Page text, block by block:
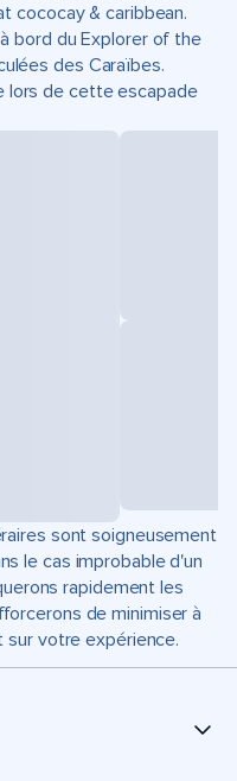
cococay & caribbean.
bord du Explorer of the
des Caraïbes.
lors de cette escapade
sont soigneusement
le cas improbable d'un
rapidement les
de minimiser à
sur votre expérience.